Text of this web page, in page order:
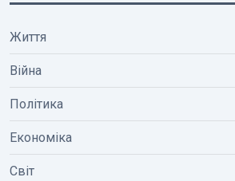
Життя
Війна
Політика
Економіка
Світ